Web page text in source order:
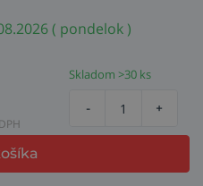
( pondelok )
Skladom >30 ks
- +